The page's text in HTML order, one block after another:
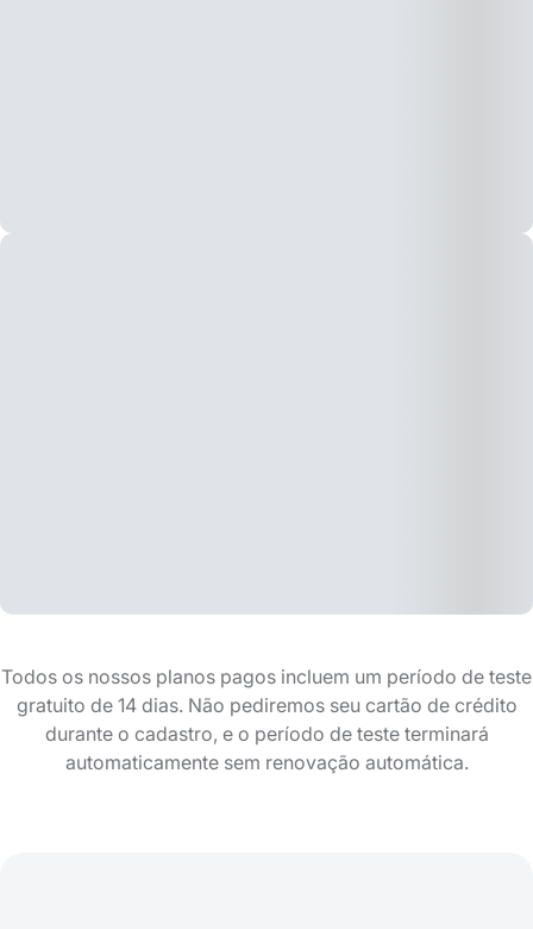
Todos os nossos planos pagos incluem um período de teste
gratuito de 14 dias. Não pediremos seu cartão de crédito
durante o cadastro, e o período de teste terminará
automaticamente sem renovação automática.